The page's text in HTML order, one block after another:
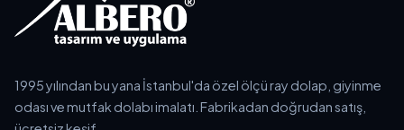
1995 yılından bu yana İstanbul'da özel ölçü ray dolap, giyinme
odası ve mutfak dolabı imalatı. Fabrikadan doğrudan satış,